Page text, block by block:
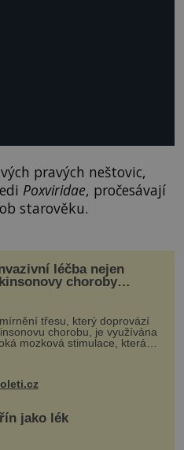
pravých neštovic,
Poxviridae, pročesávají
starověku.
léčba nejen
choroby
třesu, který doprovází
chorobu, je využívána
mozková stimulace, která
vysoce invazivní
Ultrazvuk zase není vhodný
přesnému zacílení ...
jako lék